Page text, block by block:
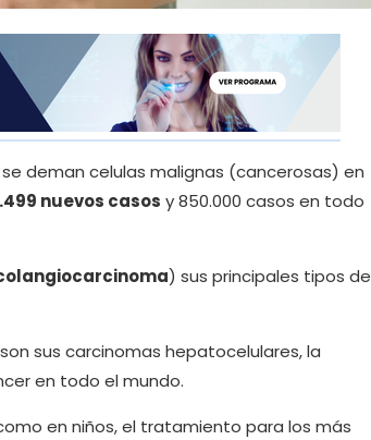
deman celulas malignas (cancerosas) en
nuevos casos y 850.000 casos en todo
) sus principales tipos de
sus carcinomas hepatocelulares, la
en todo el mundo.
en niños, el tratamiento para los más